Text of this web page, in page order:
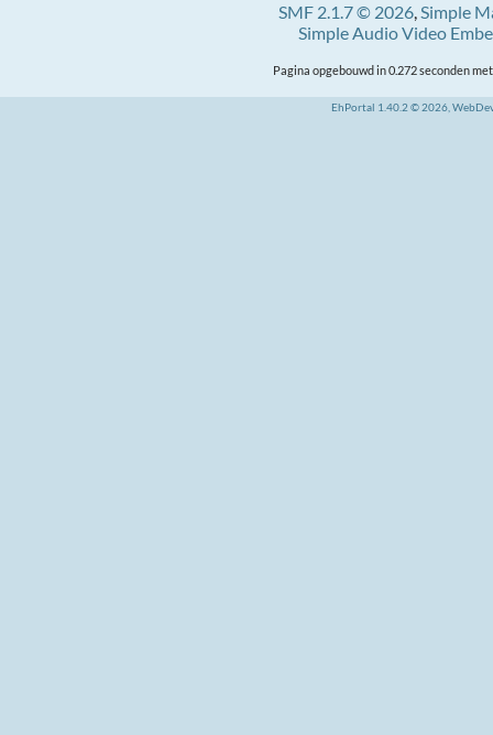
SMF 2.1.7 © 2026,Simple
Simple Audio Video
Pagina opgebouwd in 0.272 seconden
EhPortal 1.40.2 © 2026,